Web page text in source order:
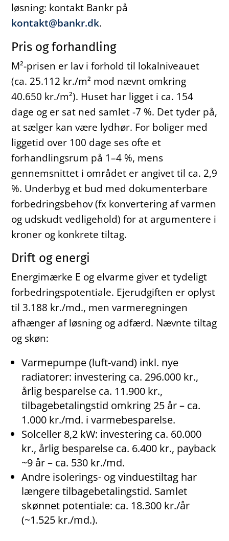
løsning: kontakt Bankr på
kontakt@bankr.dk.
Pris og forhandling
M²-prisen er lav i forhold til lokalniveauet
(ca. 25.112 kr./m² mod nævnt omkring
40.650 kr./m²). Huset har ligget i ca. 154
dage og er sat ned samlet -7 %. Det tyder på,
at sælger kan være lydhør. For boliger med
liggetid over 100 dage ses ofte et
forhandlingsrum på 1–4 %, mens
gennemsnittet i området er angivet til ca. 2,9
%. Underbyg et bud med dokumenterbare
forbedringsbehov (fx konvertering af varmen
og udskudt vedligehold) for at argumentere i
kroner og konkrete tiltag.
Drift og energi
Energimærke E og elvarme giver et tydeligt
forbedringspotentiale. Ejerudgiften er oplyst
til 3.188 kr./md., men varmeregningen
afhænger af løsning og adfærd. Nævnte tiltag
og skøn:
Varmepumpe (luft-vand) inkl. nye
radiatorer: investering ca. 296.000 kr.,
årlig besparelse ca. 11.900 kr.,
tilbagebetalingstid omkring 25 år – ca.
1.000 kr./md. i varmebesparelse.
Solceller 8,2 kW: investering ca. 60.000
kr., årlig besparelse ca. 6.400 kr., payback
~9 år – ca. 530 kr./md.
Andre isolerings- og vinduestiltag har
længere tilbagebetalingstid. Samlet
skønnet potentiale: ca. 18.300 kr./år
(~1.525 kr./md.).